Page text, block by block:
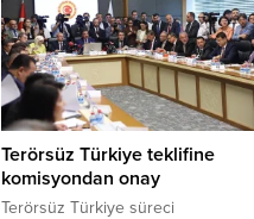
Terörsüz Türkiye teklifine
komisyondan onay
Terörsüz Türkiye süreci